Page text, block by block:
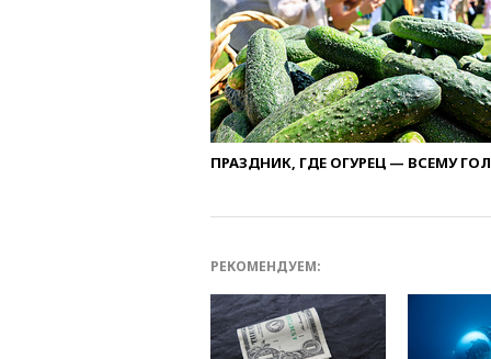
ПРАЗДНИК, ГДЕ ОГУРЕЦ — ВСЕМУ
РЕКОМЕНДУЕМ: